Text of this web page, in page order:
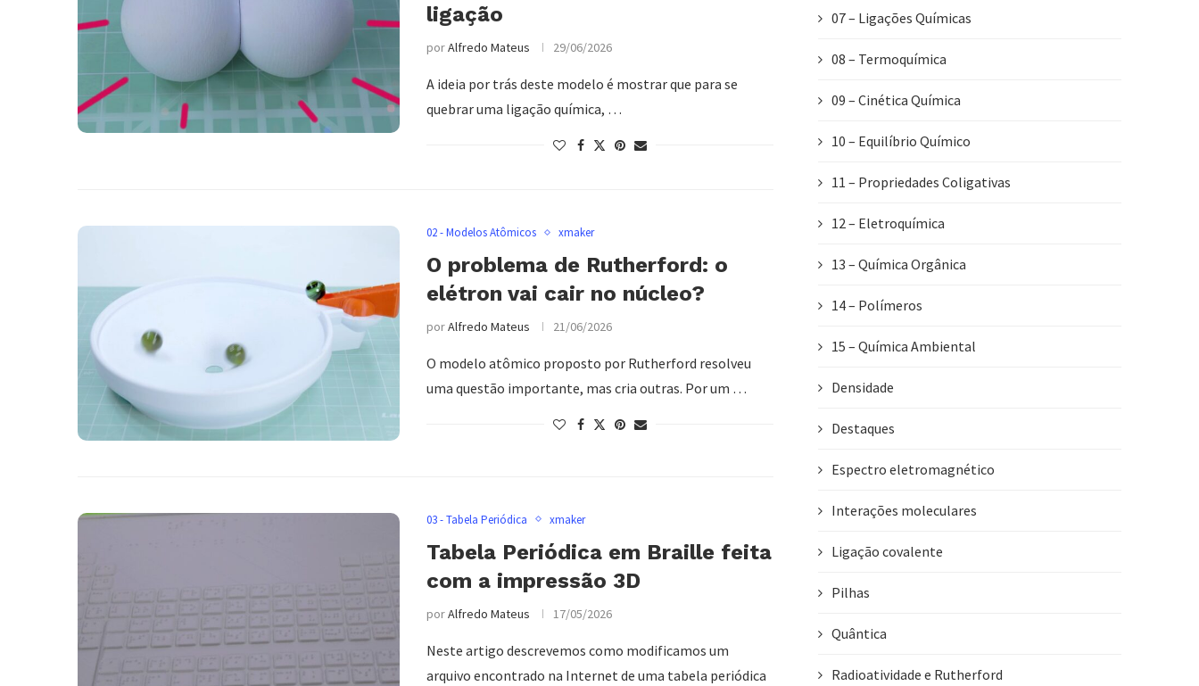
ligação
porAlfredo Mateus 29/06/2026
A ideia por trás deste modelo é mostrar que para se
quebrar uma ligação química, …
02 - Modelos Atômicos xmaker
O problema de Rutherford: o
elétron vai cair no núcleo?
porAlfredo Mateus 21/06/2026
O modelo atômico proposto por Rutherford resolveu
uma questão importante, mas cria outras. Por um …
03 - Tabela Periódica xmaker
Tabela Periódica em Braille feita
com a impressão 3D
porAlfredo Mateus 17/05/2026
Neste artigo descrevemos como modificamos um
arquivo encontrado na Internet de uma tabela periódica
07 – Ligações Químicas
08 – Termoquímica
09 – Cinética Química
10 – Equilíbrio Químico
11 – Propriedades Coligativas
12 – Eletroquímica
13 – Química Orgânica
14 – Polímeros
15 – Química Ambiental
Densidade
Destaques
Espectro eletromagnético
Interações moleculares
Ligação covalente
Pilhas
Quântica
Radioatividade e Rutherford